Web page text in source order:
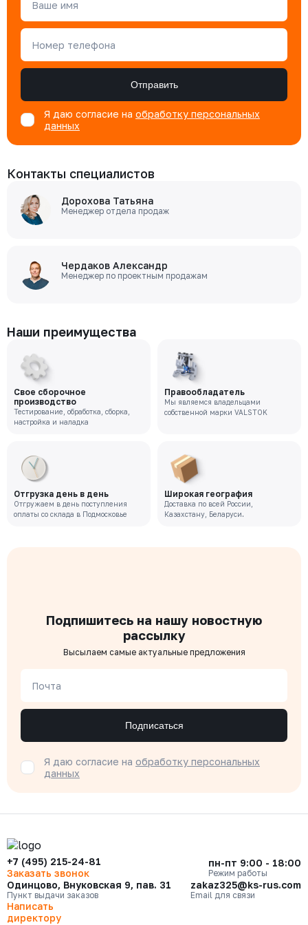
Ваше имя
Номер телефона
Отправить
Я даю согласие на обработку персональных
данных
Контакты специалистов
Дорохова Татьяна
Менеджер отдела продаж
Чердаков Александр
Менеджер по проектным продажам
Наши преимущества
Свое сборочное
производство
Тестирование, обработка, сборка,
настройка и наладка
Правообладатель
Мы являемся владельцами
собственной марки VALSTOK
Отгрузка день в день
Отгружаем в день поступления
оплаты со склада в Подмосковье
Широкая география
Доставка по всей России,
Казахстану, Беларуси.
Подпишитесь на нашу новостную
рассылку
Высылаем самые актуальные предложения
Почта
Подписаться
Я даю согласие на обработку персональных
данных
+7 (495) 215-24-81
Заказать звонок
пн-пт 9:00 - 18:00
Режим работы
Одинцово, Внуковская 9, пав. 31
Пункт выдачи заказов
zakaz325@ks-rus.com
Email для связи
Написать
директору